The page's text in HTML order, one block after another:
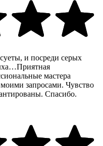
и посреди серых
мастера
запросами. Чувство
Спасибо.